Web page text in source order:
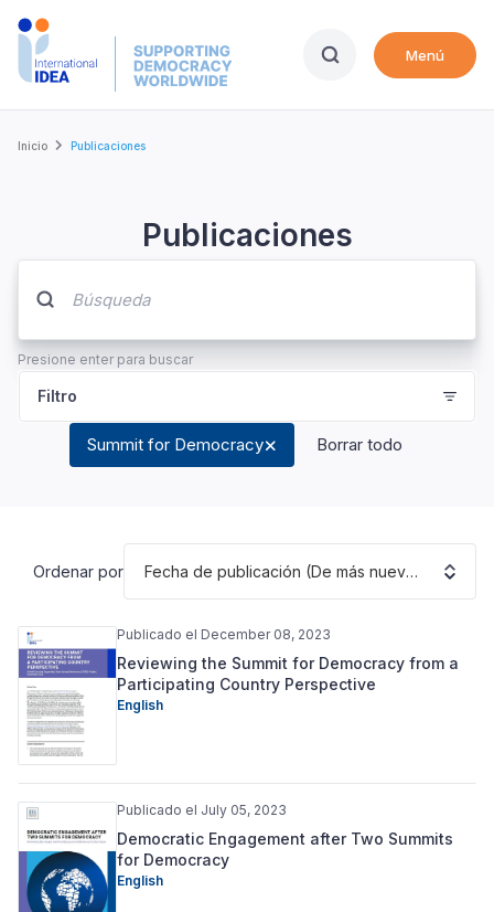
Skip
Menú
Breadcrumb
Inicio Publicaciones
Publicaciones
Presione enter para buscar
Filtro
Summit for Democracy Borrar todo
Ordenar por Fecha de publicación (De más nuevo a más antiguo)
Publicado el December 08, 2023
Reviewing the Summit for Democracy from a
Participating Country Perspective
English
Publicado el July 05, 2023
Democratic Engagement after Two Summits
for Democracy
English